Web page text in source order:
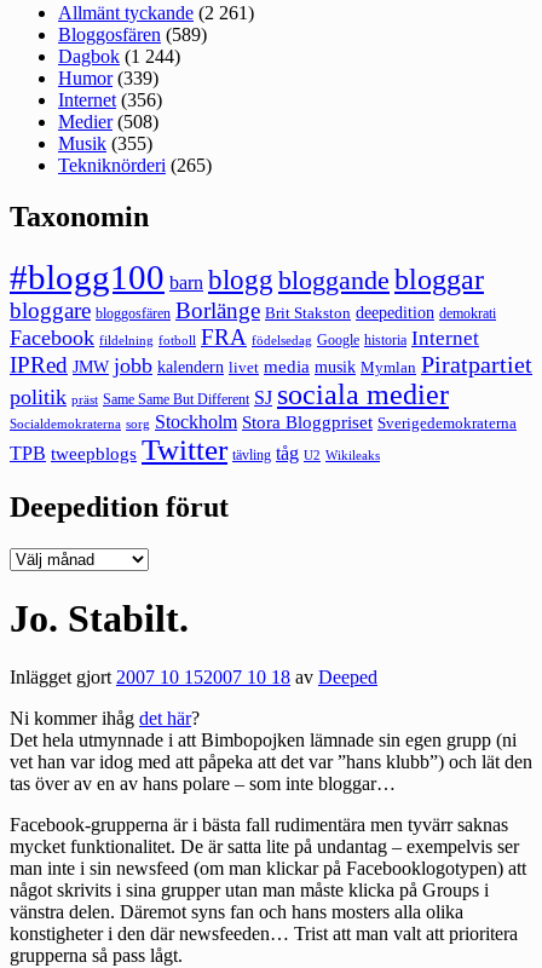
Allmänt tyckande (2 261)
Bloggosfären (589)
Dagbok (1 244)
Humor(339)
Internet (356)
Medier(508)
Musik (355)
Tekniknörderi (265)
Taxonomin
#blogg100 barn blogg bloggande bloggar
bloggare bloggosfären Borlänge Brit Stakston deepedition demokrati
Facebook fildelning fotboll FRA födelsedag Google historia Internet
IPRed JMW jobb kalendern livet media musik Mymlan Piratpartiet
politik präst Same Same But Different SJ sociala medier
Socialdemokraterna sorg Stockholm Stora Bloggpriset Sverigedemokraterna
TPB tweepblogs Twitter tävling tåg U2 Wikileaks
Deepedition förut
Deepedition
Jo. Stabilt.
Inlägget gjort2007 10 152007 10 18 av Deeped
Ni kommer ihåg det här?
Det hela utmynnade i att Bimbopojken lämnade sin egen grupp (ni
vet han var idog med att påpeka att det var ”hans klubb”) och lät den
tas över av en av hans polare – som inte bloggar…
Facebook-grupperna är i bästa fall rudimentära men tyvärr saknas
mycket funktionalitet. De är satta lite på undantag – exempelvis ser
man inte i sin newsfeed (om man klickar på Facebooklogotypen) att
något skrivits i sina grupper utan man måste klicka på Groups i
vänstra delen. Däremot syns fan och hans mosters alla olika
konstigheter i den där newsfeeden… Trist att man valt att prioritera
grupperna så pass lågt.